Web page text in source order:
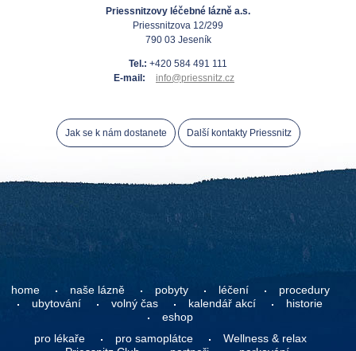
Priessnitzovy léčebné lázně a.s.
Priessnitzova 12/299
790 03 Jeseník
Tel.: +420 584 491 111
E-mail:
info@priessnitz.cz
Jak se k nám dostanete Další kontakty Priessnitz
home naše lázně pobyty léčení
procedury
ubytování
volný čas kalendář akcí
historie
eshop
pro lékaře
pro samoplátce
Wellness & relax